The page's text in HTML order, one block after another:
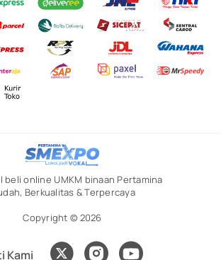
beli online UMKM binaan Pertamina
Berkualitas & Terpercaya
Copyright © 2026
Kami